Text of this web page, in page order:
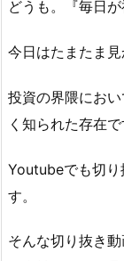
どうも。『毎日が
今日はたまたま
投資の界隈にお
く知られた存在で
Youtubeでも切り
す。
そんな切り抜き